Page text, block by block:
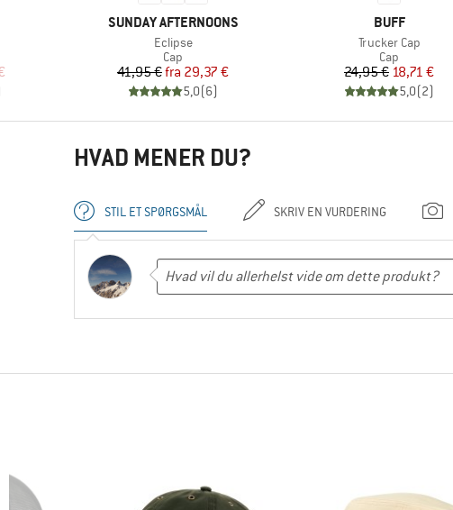
MÆRKE
SUNDAY AFTERNOONS
Artikel
Eclipse
Produktgruppe
Cap
Pris
41,95 € Nedsat pris
fra 29,37 €
5,0(6)
MÆRKE
BUFF
Artikel
Trucker Cap
Produktgruppe
Cap
Pris
24,95 €Nedsat pris
18,71 €
5,0(2)
HVAD MENER DU?
STIL ET SPØRGSMÅL SKRIV EN VURDERING